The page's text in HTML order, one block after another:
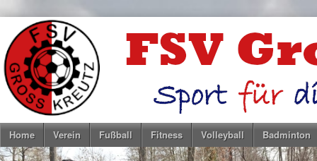
Home Verein Fußball Fitness Volleyball Badminton